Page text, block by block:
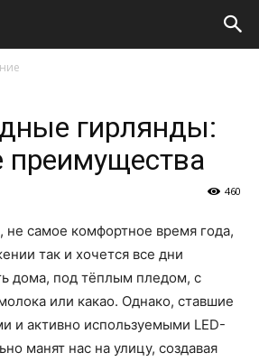
гирлянды:
преимущества
460
не самое комфортное время года,
так и хочется все дни
дома, под тёплым пледом, с
или какао. Однако, ставшие
и активно используемыми LED-
манят нас на улицу, создавая